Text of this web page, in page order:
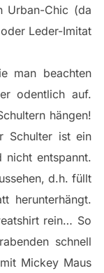
Urban-Chic (da
Leder-Imitat
man beachten
odentlich auf.
hängen!
Schulter ist ein
entspannt.
d.h. füllt
herunterhängt.
rein… So
schnell
Mickey Maus